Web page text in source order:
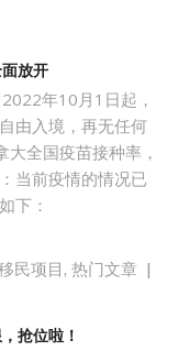
面放开
年10月1日起，
由入境，再无任何
全国疫苗接种率，
当前疫情的情况已
下：
民项目 , 热门文章 |
抢位啦！